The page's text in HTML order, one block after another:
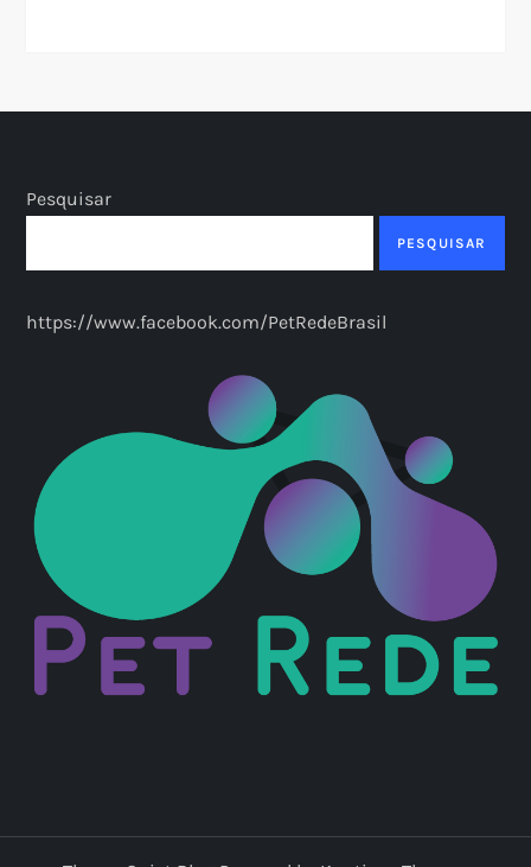
Pesquisar
PESQUISAR
https://www.facebook.com/PetRedeBrasil